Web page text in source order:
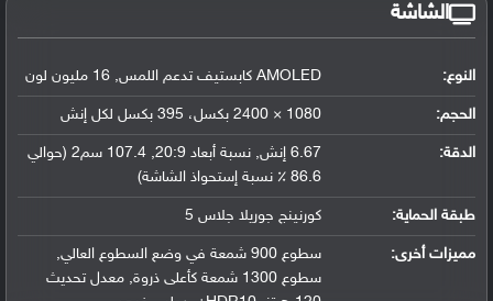
الشاشة
النوع: AMOLED كابستيف تدعم اللمس, 16 مليون لون
الحجم: 1080 × 2400 بكسل، 395 بكسل لكل إنش
الدقة:
6.67 إنش, نسبة أبعاد 20:9, 107.4 سم2 (حوالي
86.6 ٪ نسبة إستحواذ الشاشة)
طبقة الحماية: كورنينج جوريلا جلاس 5
مميزات أخرى:
سطوع 900 شمعة في وضع السطوع العالي,
سطوع 1300 شمعة كأعلى ذروة, معدل تحديث